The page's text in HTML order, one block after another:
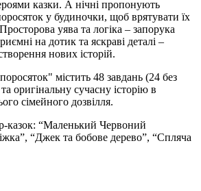
казки. А нічні пропонують
у будиночки, щоб врятувати їх
уява та логіка – запорука
на дотик та яскраві деталі –
нових історій.
містить 48 завдань (24 без
оригінальну сучасну історію в
сімейного дозвілля.
казок: “Маленький Червоний
“Джек та бобове дерево”, “Спляча